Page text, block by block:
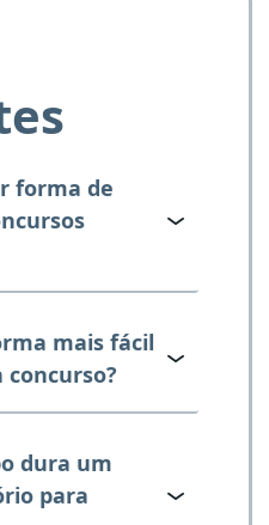
forma de
mais fácil
dura um
para